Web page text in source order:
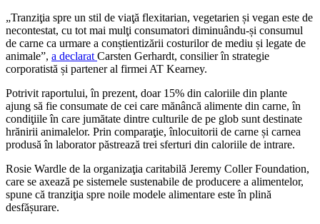
„Tranziţia spre un stil de viaţă flexitarian, vegetarien și vegan este de
necontestat, cu tot mai mulţi consumatori diminuându-și consumul
de carne ca urmare a conștientizării costurilor de mediu și legate de
animale”, a declarat Carsten Gerhardt, consilier în strategie
corporatistă și partener al firmei AT Kearney.
Potrivit raportului, în prezent, doar 15% din caloriile din plante
ajung să fie consumate de cei care mănâncă alimente din carne, în
condiţiile în care jumătate dintre culturile de pe glob sunt destinate
hrănirii animalelor. Prin comparaţie, înlocuitorii de carne și carnea
produsă în laborator păstrează trei sferturi din caloriile de intrare.
Rosie Wardle de la organizaţia caritabilă Jeremy Coller Foundation,
care se axează pe sistemele sustenabile de producere a alimentelor,
spune că tranziţia spre noile modele alimentare este în plină
desfășurare.